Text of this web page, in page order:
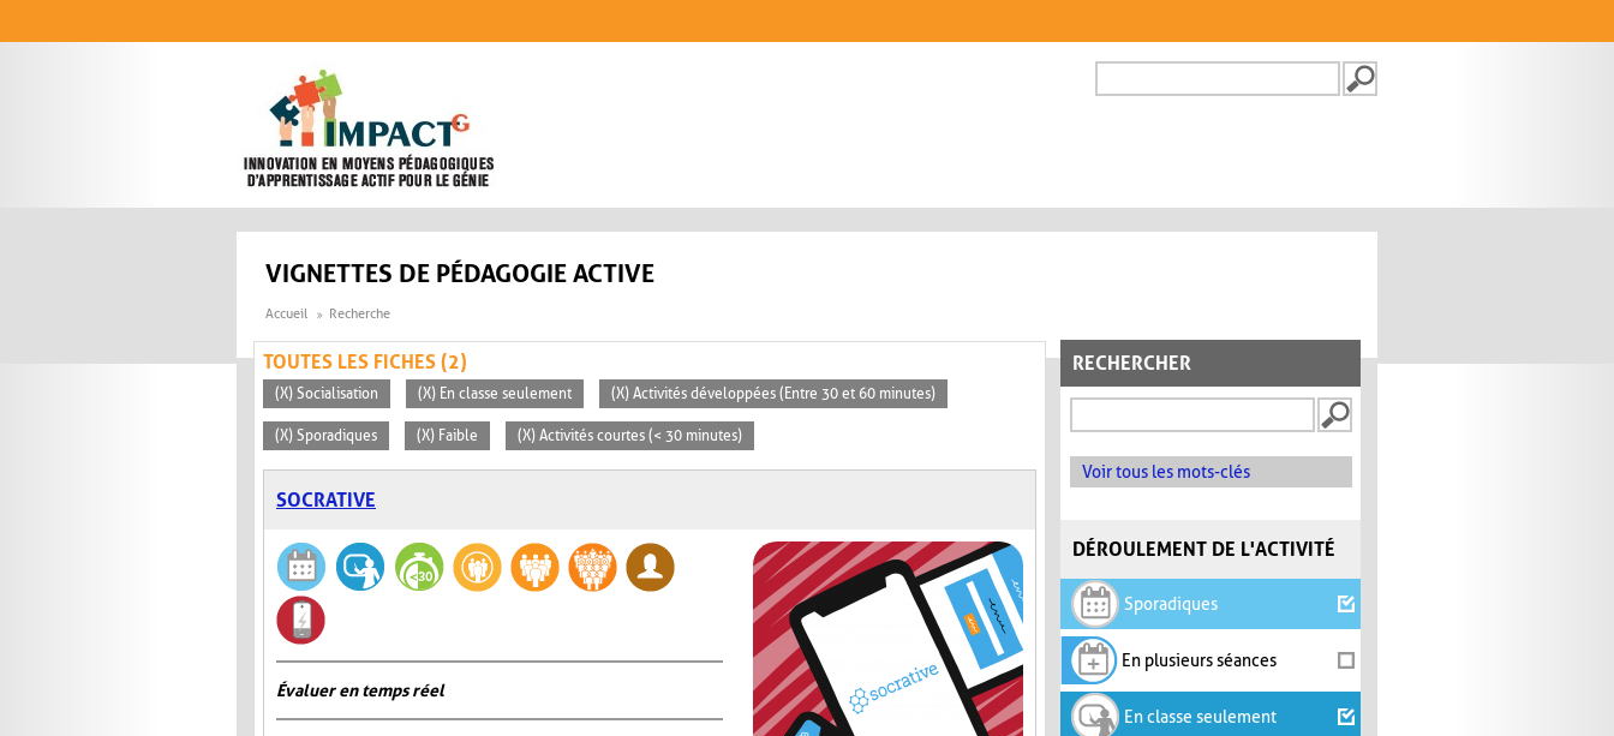
FORMULAIRE DE
VIGNETTES DE PÉDAGOGIE ACTIVE
Accueil Recherche
RECHERCHER
Voir tous les mots-clés
DÉROULEMENT DE L'ACTIVITÉ
Sporadiques
En plusieurs séances
En classe seulement
TOUTES LES FICHES (2)
(X) Socialisation (X) En classe seulement (X) Activités développées (Entre 30 et 60 minutes)
(X) Sporadiques (X) Faible (X) Activités courtes (< 30 minutes)
SOCRATIVE
Évaluer en temps réel